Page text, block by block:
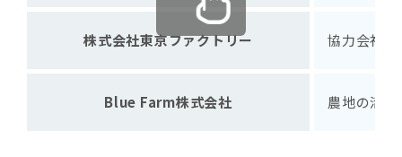
株式会社東京ファクトリー 協力会社
Blue Farm株式会社 農地の活